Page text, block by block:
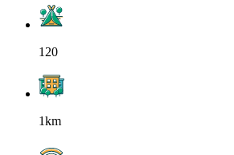
120
1km